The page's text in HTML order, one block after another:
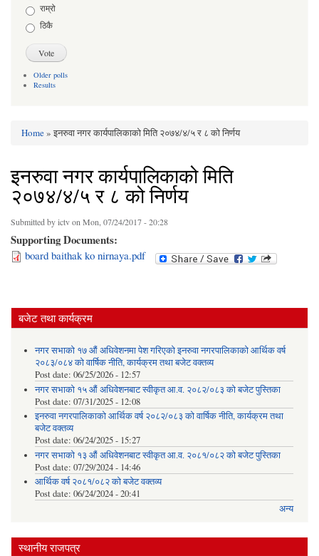
राम्रो
ठिकै
Older polls
Results
You are here
Home» इनरुवा नगर कार्यपालिकाको मिति २०७४/४/५ र ८ को निर्णय
इनरुवा नगर कार्यपालिकाको मिति
२०७४/४/५ र ८ को निर्णय
Submitted byictvon Mon, 07/24/2017 - 20:28
Supporting Documents:
board baithak ko nirnaya.pdf
बजेट तथा कार्यक्रम
नगर सभाको १७ औं अधिवेशनमा पेश गरिएको इनरुवा नगरपालिकाको आर्थिक वर्ष
२०८३/०८४ को वार्षिक नीति, कार्यक्रम तथा बजेट वक्तव्य
Post date: 06/25/2026 - 12:57
नगर सभाको १५ औं अधिवेशनबाट स्वीकृत आ.व. २०८२/०८३ को बजेट पुस्तिका
Post date: 07/31/2025 - 12:08
इनरुवा नगरपालिकाको आर्थिक वर्ष २०८२/०८३ को वार्षिक नीति, कार्यक्रम तथा
बजेट वक्तव्य
Post date: 06/24/2025 - 15:27
नगर सभाको १३ औं अधिवेशनबाट स्वीकृत आ.व. २०८१/०८२ को बजेट पुस्तिका
Post date: 07/29/2024 - 14:46
आर्थिक वर्ष २०८१/०८२ को बजेट वक्तव्य
Post date: 06/24/2024 - 20:41
अन्य
स्थानीय राजपत्र